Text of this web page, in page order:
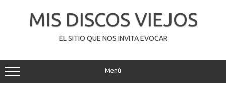
contenidoMIS DISCOS VIEJOS
EL SITIO QUE NOS INVITA EVOCAR
Menú